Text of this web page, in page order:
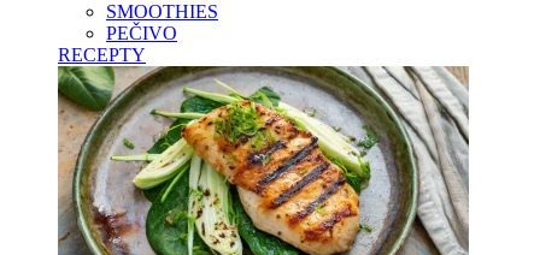
SMOOTHIES
PEČIVO
RECEPTY